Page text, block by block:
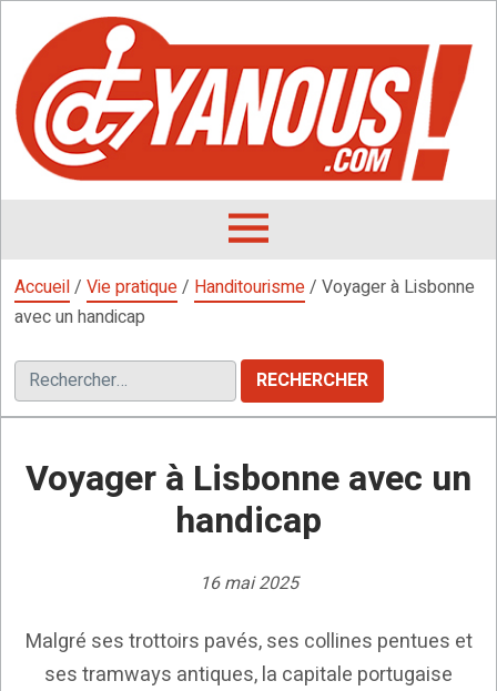
contenu
OUVRIR
MENU
Accueil/ Vie pratique/ Handitourisme/ Voyager à Lisbonne
avec un handicap
Rechercher :
Voyager à Lisbonne avec un
handicap
16 mai 2025
Malgré ses trottoirs pavés, ses collines pentues et
ses tramways antiques, la capitale portugaise